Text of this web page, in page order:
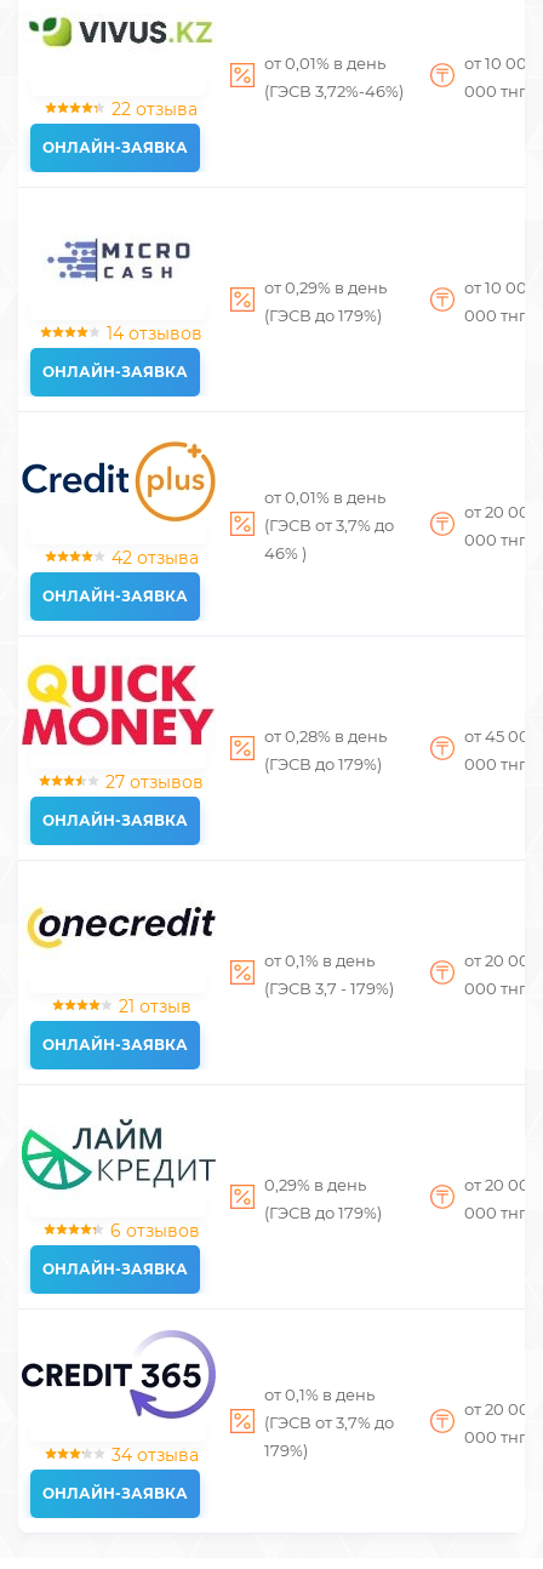
22 отзыва
ОНЛАЙН-ЗАЯВКА
от 0,01% в день
(ГЭСВ 3,72%-46%)
от 10 000
000 тнг
14 отзывов
ОНЛАЙН-ЗАЯВКА
от 0,29% в день
(ГЭСВ до 179%)
от 10 000
000 тнг
42 отзыва
ОНЛАЙН-ЗАЯВКА
от 0,01% в день
(ГЭСВ от 3,7% до
46% )
от 20 000
000 тнг
27 отзывов
ОНЛАЙН-ЗАЯВКА
от 0,28% в день
(ГЭСВ до 179%)
от 45 000
000 тнг
21 отзыв
ОНЛАЙН-ЗАЯВКА
от 0,1% в день
(ГЭСВ 3,7 - 179%)
от 20 000
000 тнг
6 отзывов
ОНЛАЙН-ЗАЯВКА
0,29% в день
(ГЭСВ до 179%)
от 20 000
000 тнг
34 отзыва
ОНЛАЙН-ЗАЯВКА
от 0,1% в день
(ГЭСВ от 3,7% до
179%)
от 20 000
000 тнг